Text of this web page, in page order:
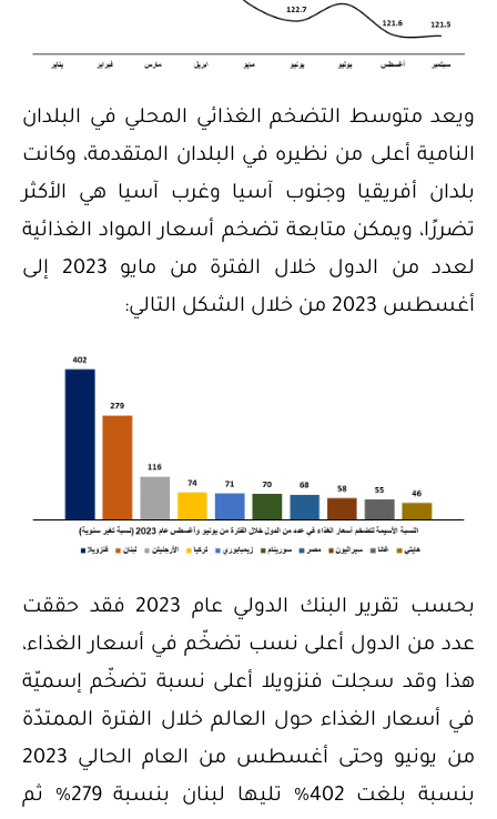
ويعد متوسط التضخم الغذائي المحلي في البلدان
النامية أعلى من نظيره في البلدان المتقدمة، وكانت
بلدان أفريقيا وجنوب آسيا وغرب آسيا هي الأكثر
تضررًا، ويمكن متابعة تضخم أسعار المواد الغذائية
لعدد من الدول خلال الفترة من مايو 2023 إلى
أغسطس 2023 من خلال الشكل التالي:
بحسب تقرير البنك الدولي عام 2023 فقد حققت
عدد من الدول أعلى نسب تضخّم في أسعار الغذاء،
هذا وقد سجلت فنزويلا أعلى نسبة تضخّم إسميّة
في أسعار الغذاء حول العالم خلال الفترة الممتدّة
من يونيو وحتى أغسطس من العام الحالي 2023
بنسبة بلغت 402% تليها لبنان بنسبة 279% ثم